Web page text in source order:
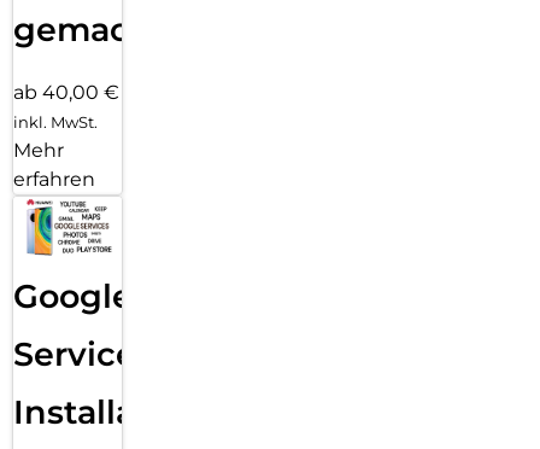
gemacht!
ab 40,00 €
inkl. MwSt.
Mehr
erfahren
Google
Services
Installation